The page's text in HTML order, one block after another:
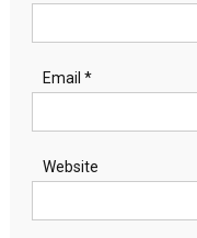
Email *
Website